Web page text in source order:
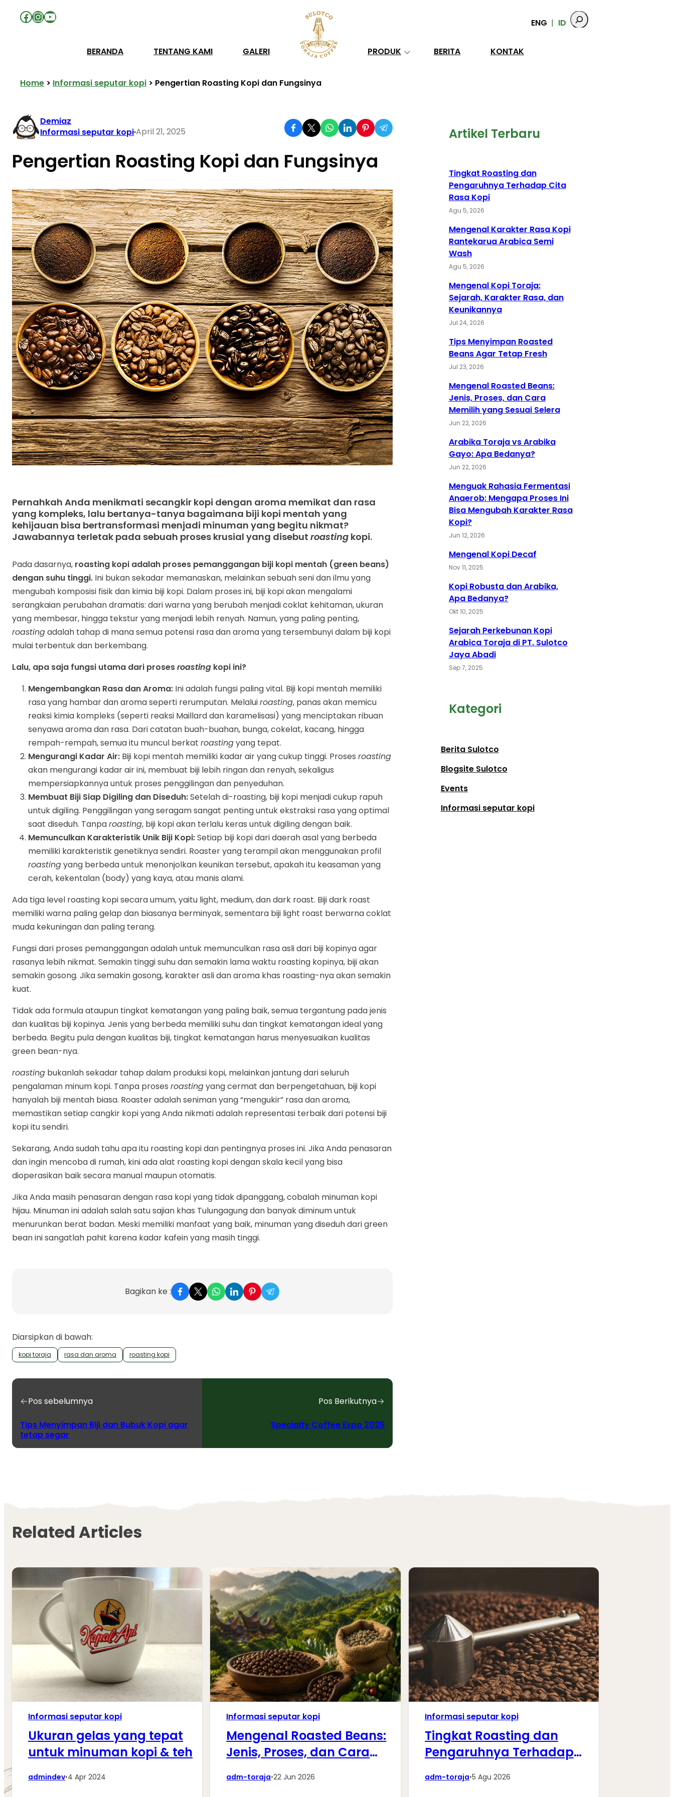
Facebook
Instagram
YouTube ENG ID
BERANDA TENTANG KAMI GALERI PRODUK BERITA KONTAK
Home > Informasi seputar kopi > Pengertian Roasting Kopi dan Fungsinya
Demiaz
Informasi seputar kopiApril 21, 2025
Pengertian Roasting Kopi dan Fungsinya
Pernahkah Anda menikmati secangkir kopi dengan aroma memikat dan rasa
yang kompleks, lalu bertanya-tanya bagaimana biji kopi mentah yang
kehijauan bisa bertransformasi menjadi minuman yang begitu nikmat?
Jawabannya terletak pada sebuah proses krusial yang disebut roasting kopi.
Pada dasarnya, roasting kopi adalah proses pemanggangan biji kopi mentah (green beans)
dengan suhu tinggi. Ini bukan sekadar memanaskan, melainkan sebuah seni dan ilmu yang
mengubah komposisi fisik dan kimia biji kopi. Dalam proses ini, biji kopi akan mengalami
serangkaian perubahan dramatis: dari warna yang berubah menjadi coklat kehitaman, ukuran
yang membesar, hingga tekstur yang menjadi lebih renyah. Namun, yang paling penting,
roastingadalah tahap di mana semua potensi rasa dan aroma yang tersembunyi dalam biji kopi
mulai terbentuk dan berkembang.
Lalu, apa saja fungsi utama dari prosesroasting kopi ini?
Mengembangkan Rasa dan Aroma: Ini adalah fungsi paling vital. Biji kopi mentah memiliki
rasa yang hambar dan aroma seperti rerumputan. Melaluiroasting, panas akan memicu
reaksi kimia kompleks (seperti reaksi Maillard dan karamelisasi) yang menciptakan ribuan
senyawa aroma dan rasa. Dari catatan buah-buahan, bunga, cokelat, kacang, hingga
rempah-rempah, semua itu muncul berkat roastingyang tepat.
Mengurangi Kadar Air: Biji kopi mentah memiliki kadar air yang cukup tinggi. Proses roasting
akan mengurangi kadar air ini, membuat biji lebih ringan dan renyah, sekaligus
mempersiapkannya untuk proses penggilingan dan penyeduhan.
Membuat Biji Siap Digiling dan Diseduh:Setelah di-roasting, biji kopi menjadi cukup rapuh
untuk digiling. Penggilingan yang seragam sangat penting untuk ekstraksi rasa yang optimal
saat diseduh. Tanparoasting, biji kopi akan terlalu keras untuk digiling dengan baik.
Memunculkan Karakteristik Unik Biji Kopi:Setiap biji kopi dari daerah asal yang berbeda
memiliki karakteristik genetiknya sendiri. Roaster yang terampil akan menggunakan profil
roastingyang berbeda untuk menonjolkan keunikan tersebut, apakah itu keasaman yang
cerah, kekentalan (body) yang kaya, atau manis alami.
Ada tiga level roasting kopi secara umum, yaitu light, medium, dan dark roast. Biji dark roast
memiliki warna paling gelap dan biasanya berminyak, sementara biji light roast berwarna coklat
muda kekuningan dan paling terang.
Fungsi dari proses pemanggangan adalah untuk memunculkan rasa asli dari biji kopinya agar
rasanya lebih nikmat. Semakin tinggi suhu dan semakin lama waktu roasting kopinya, biji akan
semakin gosong. Jika semakin gosong, karakter asli dan aroma khas roasting-nya akan semakin
kuat.
Tidak ada formula ataupun tingkat kematangan yang paling baik, semua tergantung pada jenis
dan kualitas biji kopinya. Jenis yang berbeda memiliki suhu dan tingkat kematangan ideal yang
berbeda. Begitu pula dengan kualitas biji, tingkat kematangan harus menyesuaikan kualitas
green bean-nya.
roasting bukanlah sekadar tahap dalam produksi kopi, melainkan jantung dari seluruh
pengalaman minum kopi. Tanpa proses roastingyang cermat dan berpengetahuan, biji kopi
hanyalah biji mentah biasa. Roaster adalah seniman yang “mengukir” rasa dan aroma,
memastikan setiap cangkir kopi yang Anda nikmati adalah representasi terbaik dari potensi biji
kopi itu sendiri.
Sekarang, Anda sudah tahu apa itu roasting kopi dan pentingnya proses ini. Jika Anda penasaran
dan ingin mencoba di rumah, kini ada alat roasting kopi dengan skala kecil yang bisa
dioperasikan baik secara manual maupun otomatis.
Jika Anda masih penasaran dengan rasa kopi yang tidak dipanggang, cobalah minuman kopi
hijau. Minuman ini adalah salah satu sajian khas Tulungagung dan banyak diminum untuk
menurunkan berat badan. Meski memiliki manfaat yang baik, minuman yang diseduh dari green
bean ini sangatlah pahit karena kadar kafein yang masih tinggi.
Bagikan ke :
Diarsipkan di bawah:
kopi toraja rasa dan aroma roasting kopi
Pos sebelumnya
Tips Menyimpan Biji dan Bubuk Kopi agar
tetap segar
Pos Berikutnya
Specialty Coffee Expo 2025
Artikel Terbaru
Tingkat Roasting dan
Pengaruhnya Terhadap Cita
Rasa Kopi
Agu 5, 2026
Mengenal Karakter Rasa Kopi
Rantekarua Arabica Semi
Wash
Agu 5, 2026
Mengenal Kopi Toraja:
Sejarah, Karakter Rasa, dan
Keunikannya
Jul 24, 2026
Tips Menyimpan Roasted
Beans Agar Tetap Fresh
Jul 23, 2026
Mengenal Roasted Beans:
Jenis, Proses, dan Cara
Memilih yang Sesuai Selera
Jun 22, 2026
Arabika Toraja vs Arabika
Gayo: Apa Bedanya?
Jun 22, 2026
Menguak Rahasia Fermentasi
Anaerob: Mengapa Proses Ini
Bisa Mengubah Karakter Rasa
Kopi?
Jun 12, 2026
Mengenal Kopi Decaf
Nov 11, 2025
Kopi Robusta dan Arabika,
Apa Bedanya?
Okt 10, 2025
Sejarah Perkebunan Kopi
Arabica Toraja di PT. Sulotco
Jaya Abadi
Sep 7, 2025
Kategori
Berita Sulotco
Blogsite Sulotco
Events
Informasi seputar kopi
Related Articles
Informasi seputar kopi
Ukuran gelas yang tepat
untuk minuman kopi & teh
admindev•4 Apr 2024
Informasi seputar kopi
Mengenal Roasted Beans:
Jenis, Proses, dan Cara
Selera
adm-toraja•22 Jun 2026
Informasi seputar kopi
Tingkat Roasting dan
Pengaruhnya Terhadap
adm-toraja•5 Agu 2026